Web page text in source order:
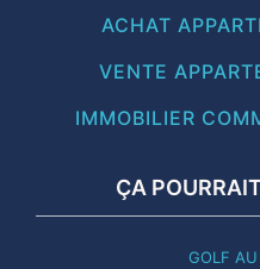
ACHAT
VENTE
IMMOBILIER
ÇA
GOLF